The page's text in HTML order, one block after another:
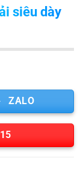
siêu dày
ZALO